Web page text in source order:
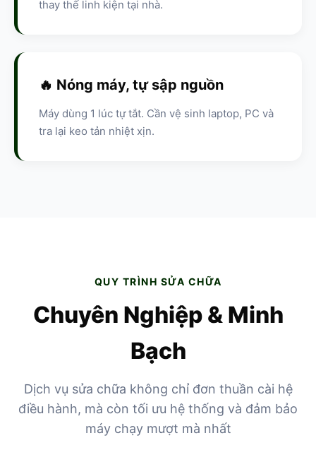
thay thế linh kiện tại nhà.
🔥 Nóng máy, tự sập nguồn
Máy dùng 1 lúc tự tắt. Cần vệ sinh laptop, PC và
tra lại keo tản nhiệt xịn.
QUY TRÌNH SỬA CHỮA
Chuyên Nghiệp & Minh
Bạch
Dịch vụ sửa chữa không chỉ đơn thuần cài hệ
điều hành, mà còn tối ưu hệ thống và đảm bảo
máy chạy mượt mà nhất